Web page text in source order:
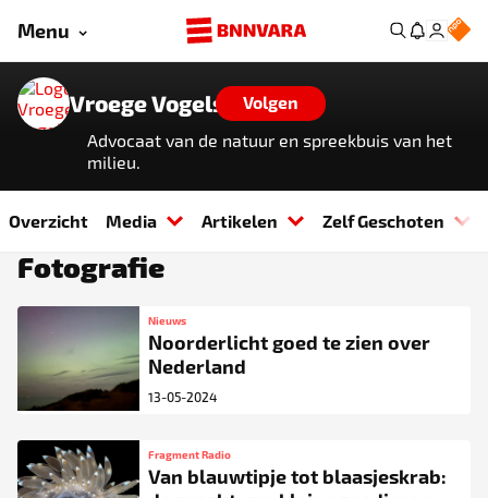
Menu
Vroege Vogels
Volgen
Advocaat van de natuur en spreekbuis van het
milieu.
Overzicht Media Artikelen Zelf Geschoten
Fotografie
Nieuws
Noorderlicht goed te zien over
Nederland
13-05-2024
Fragment Radio
Van blauwtipje tot blaasjeskrab: